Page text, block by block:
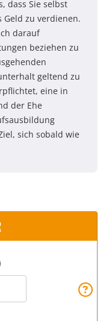
dass Sie selbst
zu verdienen.
darauf
beziehen zu
geltend zu
eine in
der Ehe
sich sobald wie